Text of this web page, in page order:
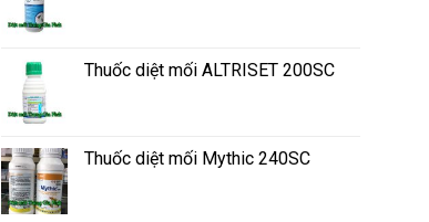
Thuốc diệt mối ALTRISET 200SC
Thuốc diệt mối Mythic 240SC